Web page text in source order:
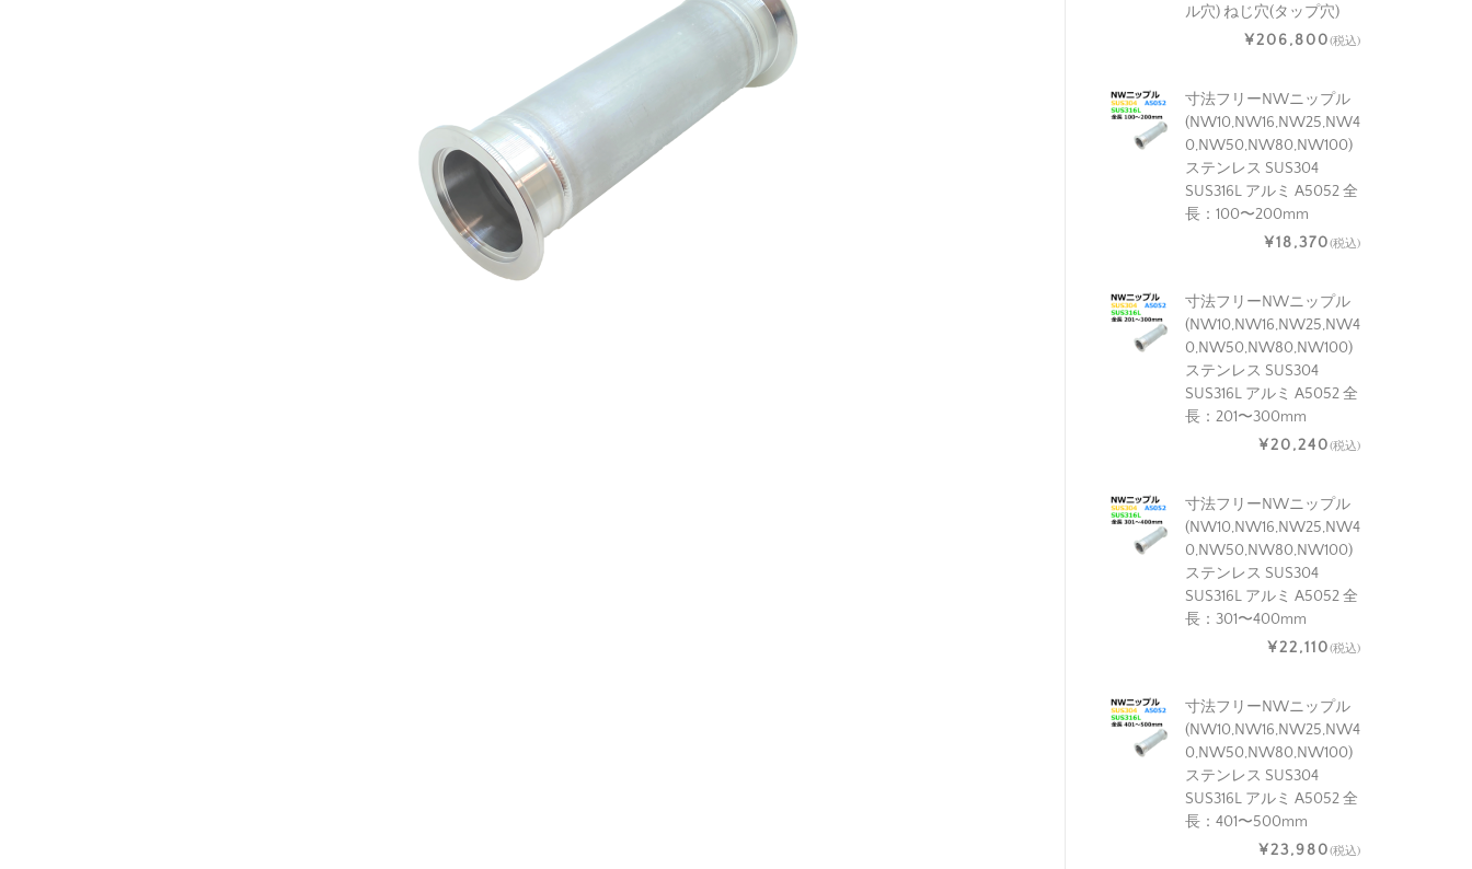
ル穴) ねじ穴(タップ穴)
¥206,800(税込)
寸法フリーNWニップル
(NW10,NW16,NW25,NW4
0,NW50,NW80,NW100)
ステンレス SUS304
SUS316L アルミ A5052 全
長：100〜200mm
¥18,370(税込)
寸法フリーNWニップル
(NW10,NW16,NW25,NW4
0,NW50,NW80,NW100)
ステンレス SUS304
SUS316L アルミ A5052 全
長：201〜300mm
¥20,240(税込)
寸法フリーNWニップル
(NW10,NW16,NW25,NW4
0,NW50,NW80,NW100)
ステンレス SUS304
SUS316L アルミ A5052 全
長：301〜400mm
¥22,110(税込)
寸法フリーNWニップル
(NW10,NW16,NW25,NW4
0,NW50,NW80,NW100)
ステンレス SUS304
SUS316L アルミ A5052 全
長：401〜500mm
¥23,980(税込)